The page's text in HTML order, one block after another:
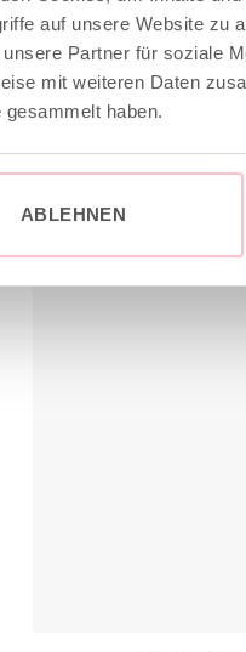
auf unsere Website zu
Partner für soziale
mit weiteren Daten
gesammelt haben.
ABLEHNEN
inkl. MwSt. zzgl.
Lieferzeit: 3-5 Tage